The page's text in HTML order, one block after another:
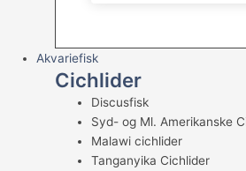
Akvariefisk
Cichlider
Discusfisk
Syd- og Ml. Amerikanske
Malawi cichlider
Tanganyika Cichlider